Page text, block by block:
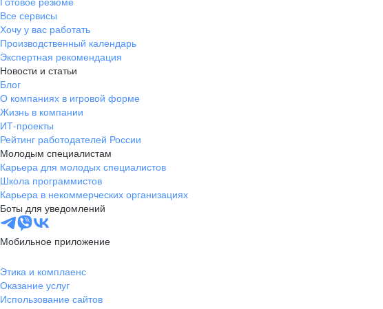
Все сервисы
Хочу у вас работать
Производственный календарь
Экспертная рекомендация
Новости и статьи
Блог
О компаниях в игровой форме
Жизнь в компании
ИТ-проекты
Рейтинг работодателей России
Молодым специалистам
Карьера для молодых специалистов
Школа программистов
Карьера в некоммерческих организациях
Боты для уведомлений
Мобильное приложение
Этика и комплаенс
Оказание услуг
Использование сайтов